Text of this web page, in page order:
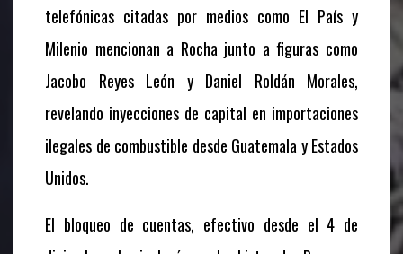
telefónicas citadas por medios como El País y
Milenio mencionan a Rocha junto a figuras como
Jacobo Reyes León y Daniel Roldán Morales,
revelando inyecciones de capital en importaciones
ilegales de combustible desde Guatemala y Estados
Unidos.
El bloqueo de cuentas, efectivo desde el 4 de